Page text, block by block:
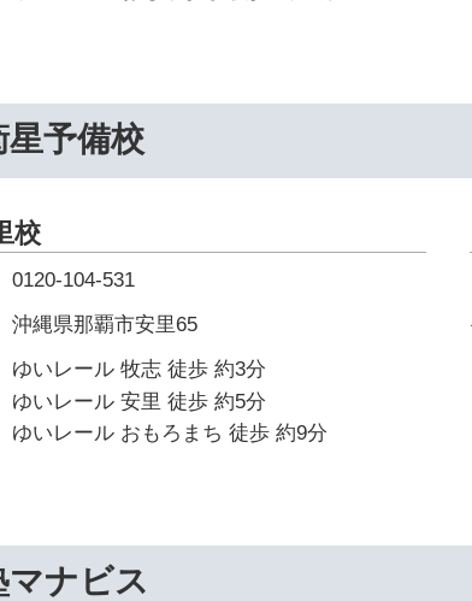
星予備校
校
0120-104-531
沖縄県那覇市安里65
ゆいレール 牧志 徒歩 約3分
ゆいレール 安里 徒歩 約5分
ゆいレール おもろまち 徒歩 約9分
マナビス